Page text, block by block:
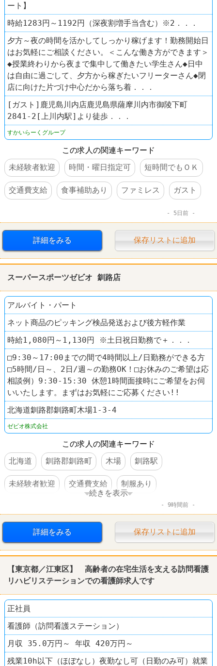
ート】
時給1283円～1192円（深夜割増手当含む）※2．．．
夕方～夜の時間を活かしてしっかり稼げます！勤務開始日
はお気軽にご相談ください。＜こんな働き方ができます＞
◆授業終わりから夜まで集中して働きたい学生さん◆日中
は自由に過ごして、夕方から稼ぎたいフリーターさん◆閉
店に向けた片づけ中心だから落ち着．．．
[ガスト]鹿児島川内店鹿児島県薩摩川内市御陵下町
2841-2[上川内駅]より徒歩．．．
すかいらーくグループ
この求人の関連キーワード
未経験者歓迎
時間・曜日指定可 短時間でもＯＫ
交通費支給 食事補助あり ファミレス ガスト
5日前
詳細をみる 保存リストに追加
スーパースポーツゼビオ 釧路店
アルバイト・パート
ネット商品のピッキング検品発送および後方軽作業
時給1,080円～1,130円 ※土日祝日勤務で＋．．．
□9:30～17:00までの間で4時間以上/日勤務ができる方
□5時間/日～、2日/週～の勤務OK！□お休みのご希望は応
相談例）9:30-15:30 休憩1時間面接時にご希望をお伺
いいたします。まずはお気軽にご応募ください!!
北海道釧路郡釧路町木場1-3-4
ゼビオ株式会社
この求人の関連キーワード
北海道
釧路郡釧路町 木場 釧路駅
未経験者歓迎 交通費支給 制服あり
スーパースポーツゼビオ
続きを表示
9時間前
詳細をみる 保存リストに追加
【東京都／江東区】 高齢者の在宅生活を支える訪問看護
リハビリステーションでの看護師求人です
正社員
看護師（訪問看護ステーション）
月収 35.0万円～ 年収 420万円～
残業10h以下（ほぼなし）夜勤なし可（日勤のみ可）就業